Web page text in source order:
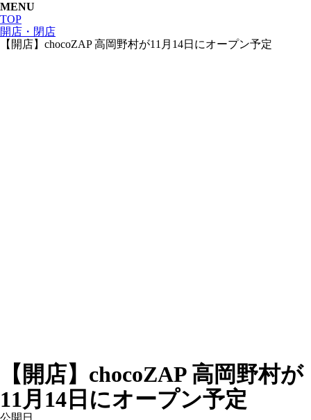
MENU
TOP
開店・閉店
【開店】chocoZAP 高岡野村が11月14日にオープン予定
【開店】chocoZAP 高岡野村が
11月14日にオープン予定
公開日